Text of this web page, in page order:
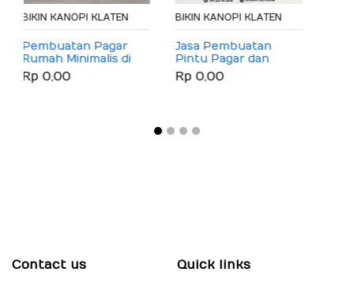
BIKIN KANOPI KLATEN
Jasa Pembuatan
Pintu Pagar dan
Gerbang Besi Hollow
Galvanis Minimalis di
Rp 0,00
Contact us Quick links